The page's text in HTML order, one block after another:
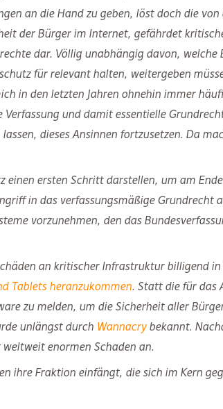
an die Hand zu geben, löst doch die von
der Bürger im Internet, gefährdet
dar. Völlig unabhängig davon, welche
für relevant halten, weitergeben
in den letzten Jahren ohnehin immer
und damit essentielle
dieses Ansinnen fortzusetzen. Da
einen ersten Schritt darstellen, um am
in das verfassungsmäßige Grundrecht
vorzunehmen, den das
an kritischer Infrastruktur billigend
Tablets heranzukommen. Statt die für das
zu melden, um die Sicherheit aller
unlängst durch Wannacrybekannt.
enormen Schaden an.
ihre Fraktion einfängt, die sich im Kern